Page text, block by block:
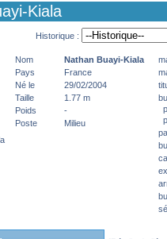
Kiala
Historique :
Nom Nathan Buayi-Kiala
Pays
France
Né le
29/02/2004
Taille
1.77 m
Poids
-
Poste
Milieu